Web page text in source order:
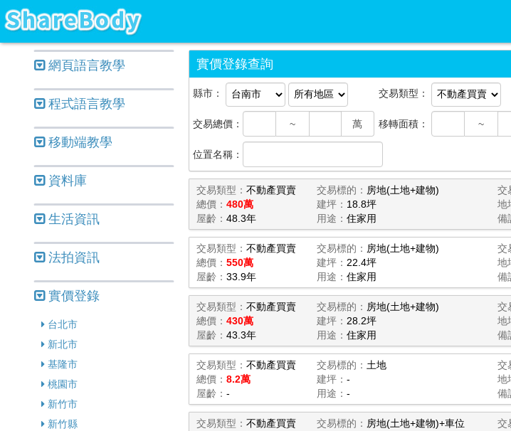
網頁語言教學
程式語言教學
移動端教學
資料庫
生活資訊
法拍資訊
實價登錄
台北市
新北市
基隆市
桃園市
新竹市
新竹縣
實價登錄查詢
縣市： 交易類型：
交易總價： ~ 萬 移轉面積： ~
位置名稱：
交易類型：不動產買賣 交易標的： 房地(土地+建物) 交
總價：480萬 建坪： 18.8坪 地
屋齡：48.3年 用途：住家用 備
交易類型：不動產買賣 交易標的： 房地(土地+建物) 交
總價：550萬 建坪： 22.4坪 地
屋齡：33.9年 用途：住家用 備
交易類型：不動產買賣 交易標的： 房地(土地+建物) 交
總價：430萬 建坪： 28.2坪 地
屋齡：43.3年 用途：住家用 備
交易類型：不動產買賣 交易標的： 土地 交
總價：8.2萬 建坪：- 地
屋齡：- 用途：- 備
交易類型：不動產買賣 交易標的： 房地(土地+建物)+車位 交